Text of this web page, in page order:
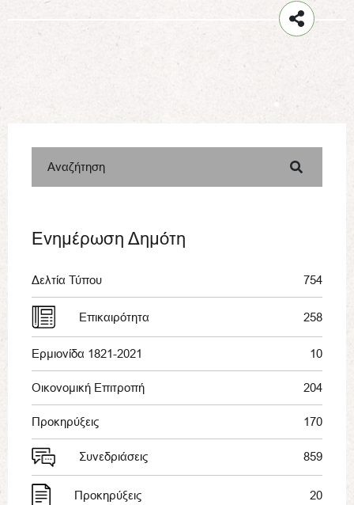
Αναζήτηση
Ενημέρωση Δημότη
Δελτία Τύπου 754
Επικαιρότητα 258
Ερμιονίδα 1821-2021 10
Οικονομική Επιτροπή 204
Προκηρύξεις 170
Συνεδριάσεις 859
Προκηρύξεις 20